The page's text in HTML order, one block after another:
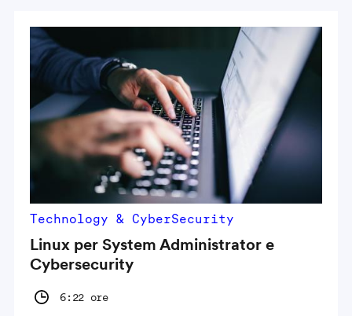
Technology & CyberSecurity
Linux per System Administrator e
Cybersecurity
6:22 ore